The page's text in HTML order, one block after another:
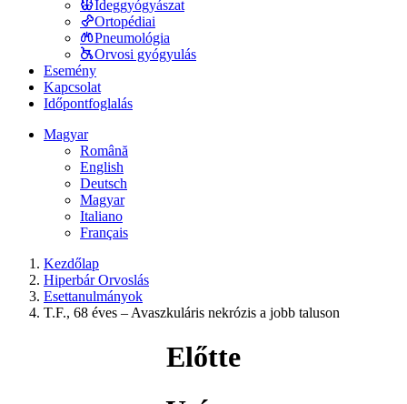
Ideggyógyászat
Ortopédiai
Pneumológia
Orvosi gyógyulás
Esemény
Kapcsolat
Időpontfoglalás
Magyar
Română
English
Deutsch
Magyar
Italiano
Français
Kezdőlap
Hiperbár Orvoslás
Esettanulmányok
T.F., 68 éves – Avaszkuláris nekrózis a jobb taluson
Előtte